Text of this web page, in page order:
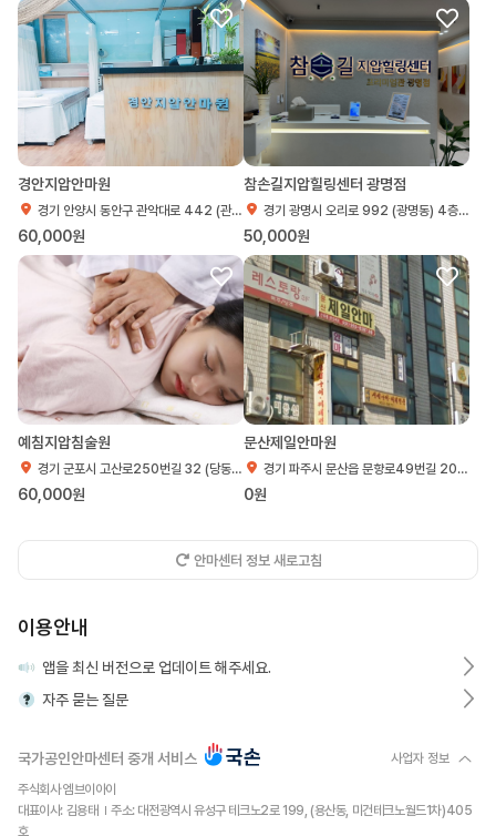
경안지압안마원
경기 안양시 동안구 관악대로 442 (관양동) 경기 안양시 동안구 관양동 1474-10
60,000원
참손길지압힐링센터 광명점
경기 광명시 오리로 992 (광명동) 4층 406호
50,000원
예침지압침술원
경기 군포시 고산로250번길 32 (당동, 덕산아파트) 3동상가 401호
60,000원
문산제일안마원
경기 파주시 문산읍 문향로49번길 20 경기 파주시 문산읍 문향로49번길 20 로얄빌딩 303호
0원
안마센터 정보 새로고침
이용안내
앱을 최신 버전으로 업데이트 해주세요.
자주 묻는 질문
국가공인안마센터 중개 서비스
사업자 정보
주식회사 엠브이아이
대표이사: 김용태
주소: 대전광역시 유성구 테크노2로 199, (용산동, 미건테크노월드1차)405
호